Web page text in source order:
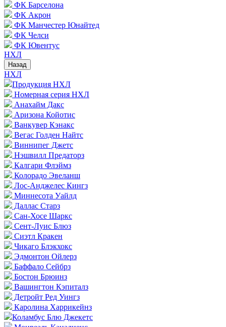
ФК Барселона
ФК Акрон
ФК Манчестер Юнайтед
ФК Челси
ФК Ювентус
НХЛ
Назад
НХЛ
Продукция НХЛ
Номерная серия НХЛ
Анахайм Дакс
Аризона Койотис
Ванкувер Кэнакс
Вегас Голден Найтс
Виннипег Джетс
Нэшвилл Предаторз
Калгари Флэймз
Колорадо Эвеланш
Лос-Анджелес Кингз
Миннесота Уайлд
Даллас Старз
Сан-Хосе Шаркс
Сент-Луис Блюз
Сиэтл Кракен
Чикаго Блэкхокс
Эдмонтон Ойлерз
Баффало Сейбрз
Бостон Брюинз
Вашингтон Кэпиталз
Детройт Ред Уингз
Каролина Харрикейнз
Коламбус Блю Джекетс